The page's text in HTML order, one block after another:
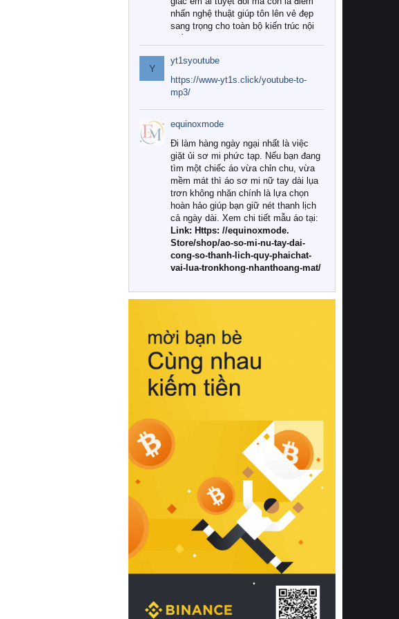
nhấn nghệ thuật giúp tôn lên vẻ đẹp
sang trọng cho toàn bộ kiến trúc nội
Tuy nhiên, giữa thị trường đa dạng
với vô vàn thương hiệu và mẫu mã
như hiện nay, làm thế nào để chọn
được những bộ chăn ga gối đệm cao
cấp thực sự chất lượng, phù hợp với
khí hậu và nhu cầu sử dụng của gia
đình? Hãy cùng chúng tôi đi tìm lời
giải đáp chi tiết qua bài viết dưới đây.
1. Tại sao các gia đình hiện đại lại ưa
chuộng chăn ga gối đệm cao cấp?
Khác với các dòng sản phẩm thông
thường, những bộ chăn ga gối đệm
cao cấp trải qua quy trình sản xuất
nghiêm ngặt từ khâu chọn lọc nguyên
liệu tự nhiên đến công nghệ dệt
nhuộm hiện đại không chứa hóa chất
này, bạn sẽ cảm nhận rõ rệt sự khác
hồi chuẩn xác của phần đệm nâng đỡ
cột sống.
Bên cạnh đó, việc lựa chọn các dòng
sản phẩm đạt chuẩn chất lượng quốc
tế còn giúp ngăn ngừa tình trạng kích
khuẩn và nấm mốc trong điều kiện
thời tiết nóng ẩm. Bạn có thể tìm hiểu
thêm các nghiên cứu khoa học về tác
động của giấc ngủ và môi trường
phòng ngủ đối với sức khỏe con
người tại Sleep Foundation (External
Link) để có cái nhìn toàn diện hơn.
2. Các tiêu chí vàng khi lựa chọn
chăn ga gối đệm cao cấp cho phòng
ngủ
Để sở hữu một bộ chăn ga gối đệm
cao cấp hoàn hảo cả về thẩm mỹ lẫn
công năng, người tiêu dùng cần cân
nhắc kỹ lưỡng các tiêu chí quan trọng
Y
yt1syoutube
https://www-yt1s.click/youtube-to-
mp3/
equinoxmode
Đi làm hàng ngày ngại nhất là việc
giặt ủi sơ mi phức tạp. Nếu bạn đang
tìm một chiếc áo vừa chỉn chu, vừa
mềm mát thì áo sơ mi nữ tay dài lụa
trơn không nhăn chính là lựa chọn
hoàn hảo giúp bạn giữ nét thanh lịch
cả ngày dài. Xem chi tiết mẫu áo tại:
Link: Https: //equinoxmode.
Store/shop/ao-so-mi-nu-tay-dai-
cong-so-thanh-lich-quy-phaichat-
vai-lua-tronkhong-nhanthoang-mat/